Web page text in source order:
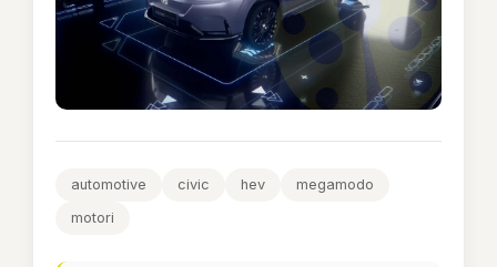
automotive civic hev
megamodo
motori